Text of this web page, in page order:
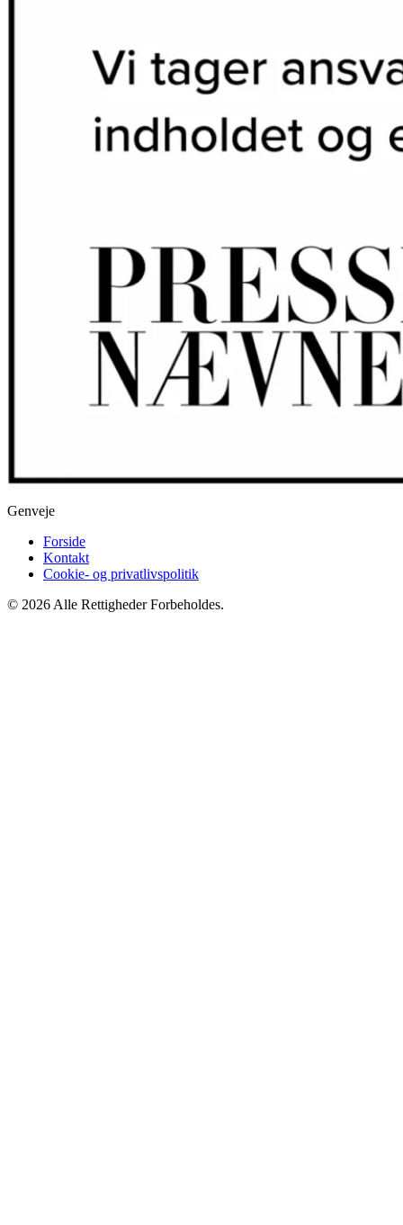
Genveje
Forside
Kontakt
Cookie- og privatlivspolitik
© 2026 Alle Rettigheder Forbeholdes.